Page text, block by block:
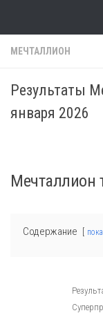
МЕЧТАЛЛИОН
Результаты
января 2026
Мечталлион
Содержание